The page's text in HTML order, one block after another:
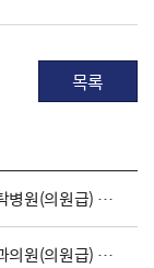
목록
(전북서부보훈지청) 보훈의료 위탁병원(의원급) 지정 공개 모집(2차)
(전북서부보훈지청) 보훈의료 치과의원(의원급) 지정 공개 모집(3차)